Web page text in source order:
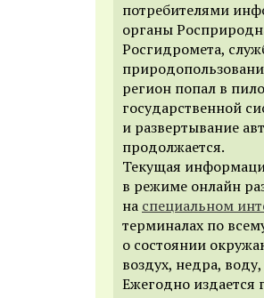
потребителями
органы
Росгидромета,
регион попал в
государственной
и развертывание
продолжается.
Текущая
в режиме онлайн
на специальном
терминалах по
о состоянии
воздух, недра,
Ежегодно издается